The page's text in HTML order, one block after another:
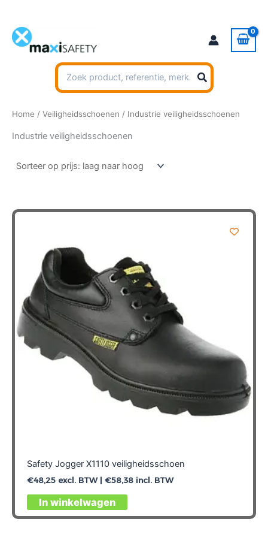
inhoud
Zoeken
naar:
Home / Veiligheidsschoenen / Industrie veiligheidsschoenen
Industrie veiligheidsschoenen
Safety Jogger X1110 veiligheidsschoen
€48,25excl. BTW | €58,38incl. BTW
In winkelwagen
Dit
product